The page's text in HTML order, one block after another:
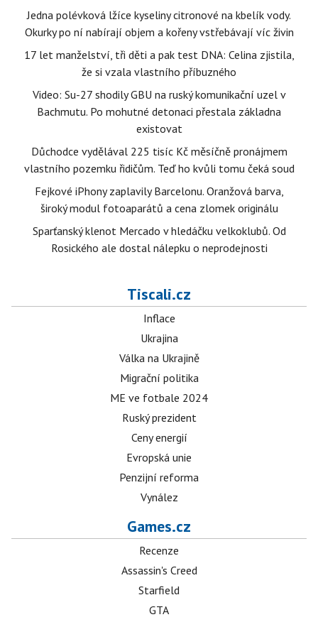
Jedna polévková lžíce kyseliny citronové na kbelík vody.
Okurky po ní nabírají objem a kořeny vstřebávají víc živin
17 let manželství, tři děti a pak test DNA: Celina zjistila,
že si vzala vlastního příbuzného
Video: Su-27 shodily GBU na ruský komunikační uzel v
Bachmutu. Po mohutné detonaci přestala základna
existovat
Důchodce vydělával 225 tisíc Kč měsíčně pronájmem
vlastního pozemku řidičům. Teď ho kvůli tomu čeká soud
Fejkové iPhony zaplavily Barcelonu. Oranžová barva,
široký modul fotoaparátů a cena zlomek originálu
Sparťanský klenot Mercado v hledáčku velkoklubů. Od
Rosického ale dostal nálepku o neprodejnosti
Tiscali.cz
Inflace
Ukrajina
Válka na Ukrajině
Migrační politika
ME ve fotbale 2024
Ruský prezident
Ceny energií
Evropská unie
Penzijní reforma
Vynález
Games.cz
Recenze
Assassin's Creed
Starfield
GTA